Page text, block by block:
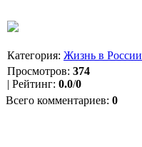
Категория: Жизнь в России
Просмотров: 374
| Рейтинг: 0.0/0
Всего комментариев: 0